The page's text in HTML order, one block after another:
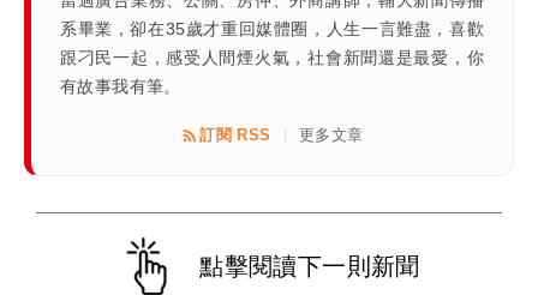
系畢業，卻在35歲才重回媒體圈，人生一言難盡，喜歡
跟刁民一起，感受人間煙火氣，社會新聞還是最愛，你
有故事我有筆。
訂閱 RSS 更多文章
點擊閱讀下一則新聞